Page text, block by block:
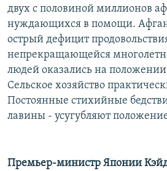
двух с половиной миллионов
нуждающихся в помощи.
острый дефицит
непрекращающейся
людей оказались на
Сельское хозяйство
Постоянные стихийные
лавины - усугубляют
Премьер-министр Японии